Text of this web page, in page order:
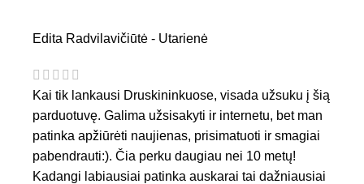
Edita Radvilavičiūtė - Utarienė
Kai tik lankausi Druskininkuose, visada užsuku į šią
parduotuvę. Galima užsisakyti ir internetu, bet man
patinka apžiūrėti naujienas, prisimatuoti ir smagiai
pabendrauti:). Čia perku daugiau nei 10 metų!
Kadangi labiausiai patinka auskarai tai dažniausiai